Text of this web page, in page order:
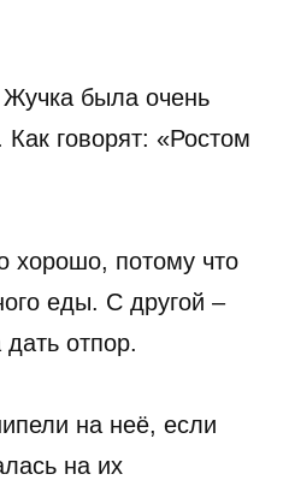
Жучка была очень
говорят: «Ростом
хорошо, потому что
еды. С другой –
отпор.
на неё, если
на их